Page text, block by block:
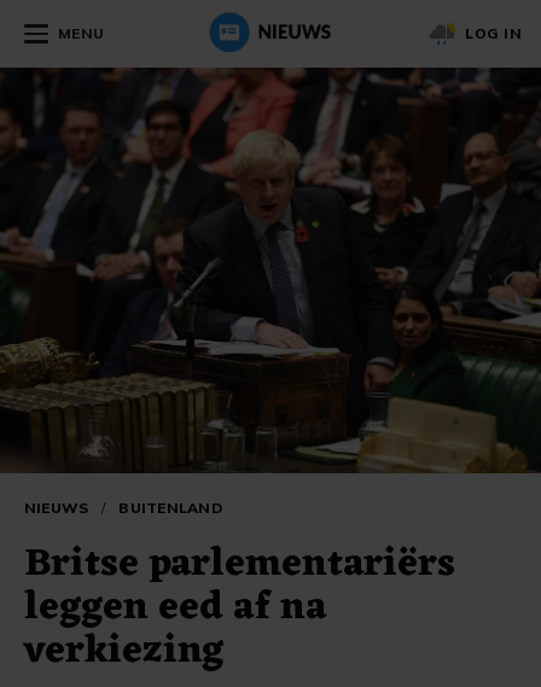
MENU LOG IN
NIEUWS / BUITENLAND
Britse parlementariërs
leggen eed af na
verkiezing